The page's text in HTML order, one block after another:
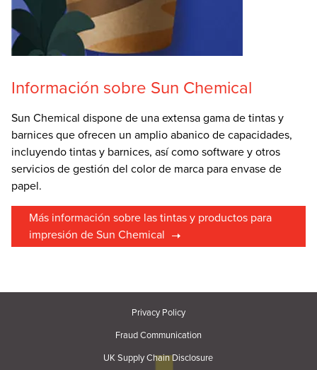
Información sobre Sun Chemical
Sun Chemical dispone de una extensa gama de tintas y
barnices que ofrecen un amplio abanico de capacidades,
incluyendo tintas y barnices, así como software y otros
servicios de gestión del color de marca para envase de
papel.
Más información sobre las tintas y productos para
impresión de Sun Chemical
Privacy Policy
Fraud Communication
UK Supply Chain Disclosure